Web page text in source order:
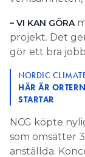
– VI KAN GÖRA
projekt. Det
gör ett bra
NORDIC
HÄR ÄR
STARTAR
NCG köpte
som omsätter
anställda.